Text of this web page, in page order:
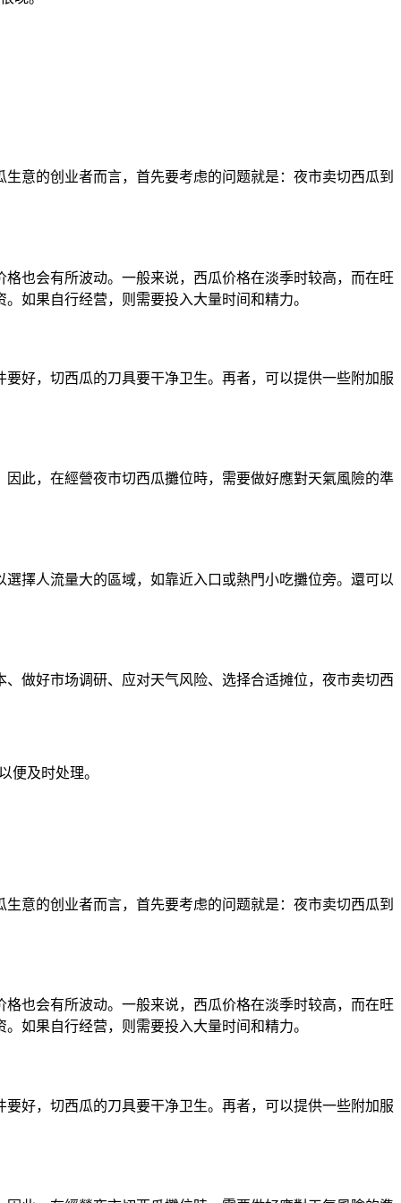
意的创业者而言，首先要考虑的问题就是：夜市卖切西瓜到
也会有所波动。一般来说，西瓜价格在淡季时较高，而在旺
如果自行经营，则需要投入大量时间和精力。
好，切西瓜的刀具要干净卫生。再者，可以提供一些附加服
此，在經營夜市切西瓜攤位時，需要做好應對天氣風險的準
擇人流量大的區域，如靠近入口或熱門小吃攤位旁。還可以
做好市场调研、应对天气风险、选择合适摊位，夜市卖切西
便及时处理。
意的创业者而言，首先要考虑的问题就是：夜市卖切西瓜到
也会有所波动。一般来说，西瓜价格在淡季时较高，而在旺
如果自行经营，则需要投入大量时间和精力。
好，切西瓜的刀具要干净卫生。再者，可以提供一些附加服